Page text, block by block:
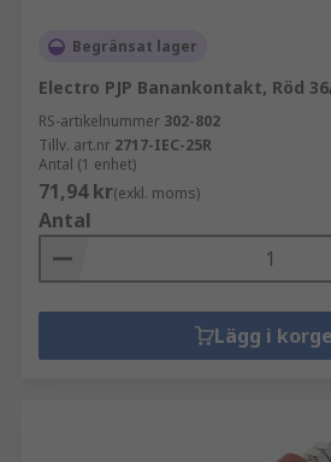
Begränsat lager
Electro PJP Banankontakt, Röd
RS-artikelnummer 302-802
Tillv. art.nr 2717-IEC-25R
Antal (1 enhet)
71,94 kr(exkl. moms)
Antal
Lägg i